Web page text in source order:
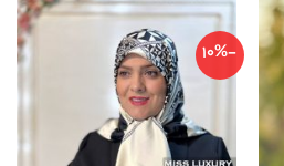
-10%